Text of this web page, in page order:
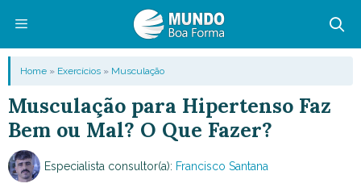
conteúdo
Menu
Home » Exercícios » Musculação
Musculação para Hipertenso Faz
Bem ou Mal? O Que Fazer?
Especialista consultor(a): Francisco Santana